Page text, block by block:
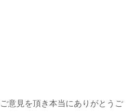
意見を頂き本当にありがとうご